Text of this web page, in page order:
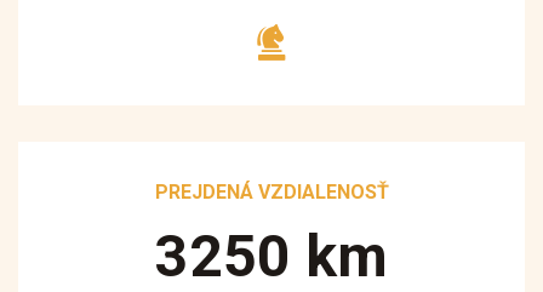
PREJDENÁ VZDIALENOSŤ
3250 km